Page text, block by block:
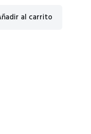
al carrito